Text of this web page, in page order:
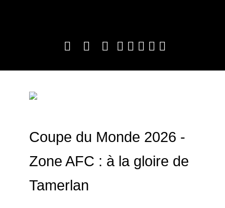
Coupe du Monde 2026 -
Zone AFC : à la gloire de
Tamerlan